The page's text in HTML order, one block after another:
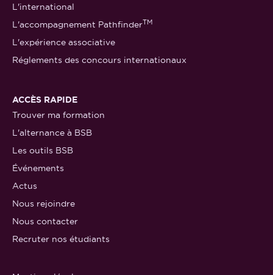
L'international
L'accompagnement PathfinderTM
L'expérience associative
Réglements des concours internationaux
ACCÈS RAPIDE
Trouver ma formation
L'alternance à BSB
Les outils BSB
Événements
Actus
Nous rejoindre
Nous contacter
Recruter nos étudiants